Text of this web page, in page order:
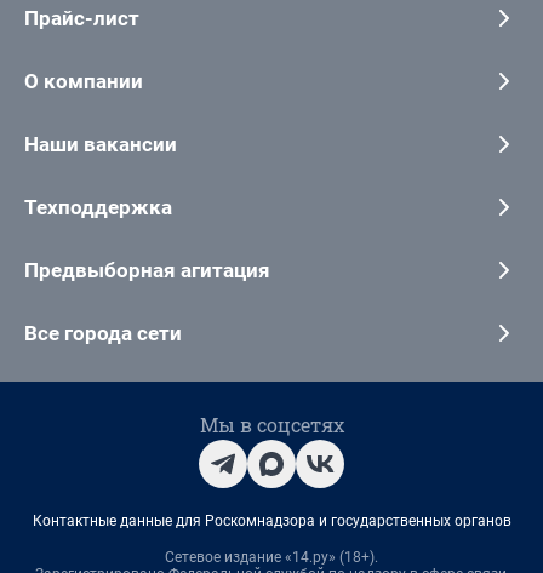
Прайс-лист
О компании
Наши вакансии
Техподдержка
Предвыборная агитация
Все города сети
Мы в соцсетях
Контактные данные для Роскомнадзора и государственных органов
Сетевое издание «14.ру» (18+).